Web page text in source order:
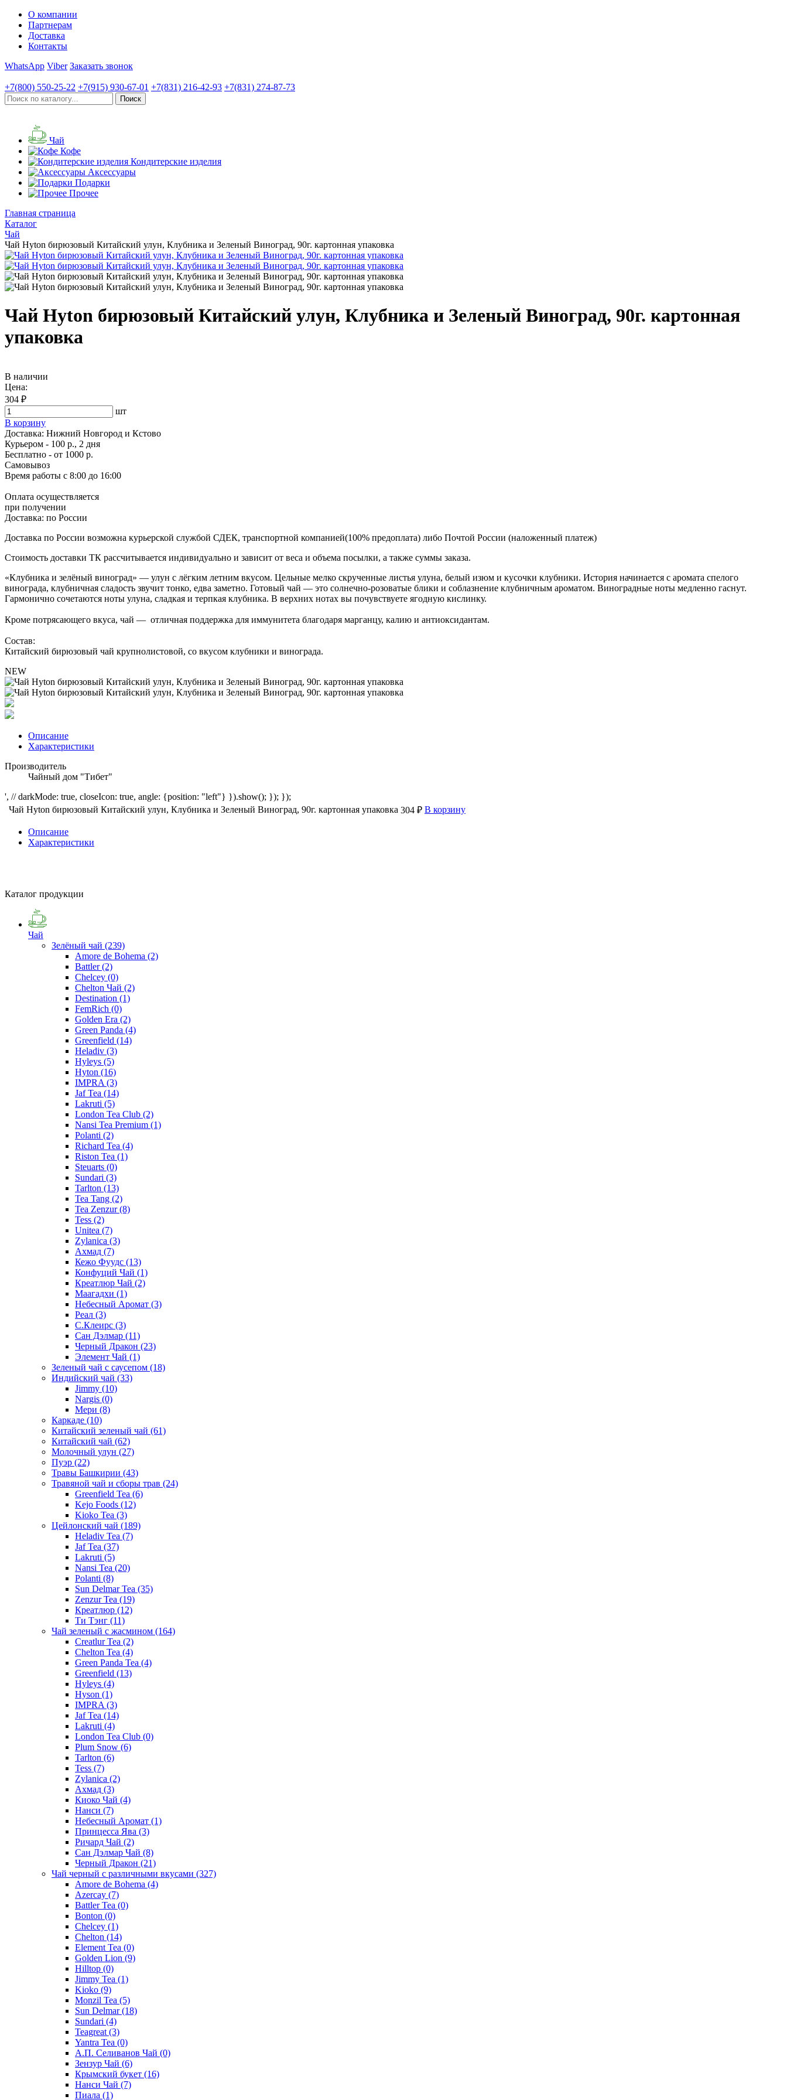
О компании
Партнерам
Доставка
Контакты
WhatsApp Viber Заказать звонок
+7(800) 550-25-22 +7(915) 930-67-01 +7(831) 216-42-93 +7(831) 274-87-73
Чай
Кофе
Кондитерские изделия
Аксессуары
Подарки
Прочее
Главная страница
Каталог
Чай
Чай Hyton бирюзовый Китайский улун, Клубника и Зеленый Виноград, 90г. картонная упаковка
Чай Hyton бирюзовый Китайский улун, Клубника и Зеленый Виноград, 90г. картонная
упаковка
В наличии
Цена:
304 ₽
шт
В корзину
Доставка: Нижний Новгород и Кстово
Курьером - 100 р., 2 дня
Бесплатно - от 1000 р.
Самовывоз
Время работы с 8:00 до 16:00
Оплата осуществляется
при получении
Доставка: по России
Доставка по России возможна курьерской службой СДЕК, транспортной компанией(100% предоплата) либо Почтой России (наложенный платеж)
Стоимость доставки ТК рассчитывается индивидуально и зависит от веса и объема посылки, а также суммы заказа.
«Клубника и зелёный виноград» — улун с лёгким летним вкусом. Цельные мелко скрученные листья улуна, белый изюм и кусочки клубники. История начинается с аромата спелого
винограда, клубничная сладость звучит тонко, едва заметно. Готовый чай — это солнечно-розоватые блики и соблазнение клубничным ароматом. Виноградные ноты медленно гаснут.
Гармонично сочетаются ноты улуна, сладкая и терпкая клубника. В верхних нотах вы почувствуете ягодную кислинку.
Кроме потрясающего вкуса, чай — отличная поддержка для иммунитета благодаря марганцу, калию и антиоксидантам.
Состав:
Китайский бирюзовый чай крупнолистовой, со вкусом клубники и винограда.
NEW
Описание
Характеристики
Производитель
Чайный дом "Тибет"
', // darkMode: true, closeIcon: true, angle: {position: "left"} }).show(); }); });
Чай Hyton бирюзовый Китайский улун, Клубника и Зеленый Виноград, 90г. картонная упаковка 304 ₽ В корзину
Описание
Характеристики
Каталог продукции
Чай
Зелёный чай (239)
Amore de Bohema (2)
Battler(2)
Chelcey (0)
Chelton Чай (2)
Destination (1)
FemRich (0)
Golden Era (2)
Green Panda (4)
Greenfield (14)
Heladiv (3)
Hyleys (5)
Hyton (16)
IMPRA (3)
Jaf Tea (14)
Lakruti (5)
London Tea Club (2)
Nansi Tea Premium (1)
Polanti (2)
Richard Tea (4)
Riston Tea (1)
Steuarts (0)
Sundari (3)
Tarlton (13)
Tea Tang (2)
Tea Zenzur(8)
Tess (2)
Unitea (7)
Zylanica (3)
Ахмад (7)
Кежо Фуудс (13)
Конфуций Чай (1)
Креатлюр Чай (2)
Маагадхи (1)
Небесный Аромат (3)
Реал (3)
С.Клеирс (3)
Сан Дэлмар (11)
Черный Дракон (23)
Элемент Чай (1)
Зеленый чай с саусепом (18)
Индийский чай (33)
Jimmy (10)
Nargis (0)
Мери (8)
Каркаде (10)
Китайский зеленый чай (61)
Китайский чай (62)
Молочный улун (27)
Пуэр (22)
Травы Башкирии (43)
Травяной чай и сборы трав (24)
Greenfield Tea (6)
Kejo Foods (12)
Kioko Tea (3)
Цейлонский чай (189)
Heladiv Tea (7)
Jaf Tea (37)
Lakruti (5)
Nansi Tea (20)
Polanti (8)
Sun Delmar Tea (35)
Zenzur Tea (19)
Креатлюр (12)
Ти Тэнг (11)
Чай зеленый с жасмином (164)
Creatlur Tea (2)
Chelton Tea (4)
Green Panda Tea (4)
Greenfield (13)
Hyleys (4)
Hyson (1)
IMPRA (3)
Jaf Tea (14)
Lakruti (4)
London Tea Club (0)
Plum Snow (6)
Tarlton (6)
Tess (7)
Zylanica (2)
Ахмад (3)
Киоко Чай (4)
Нанси (7)
Небесный Аромат (1)
Принцесса Ява (3)
Ричард Чай (2)
Сан Дэлмар Чай (8)
Черный Дракон (21)
Чай черный с различными вкусами (327)
Amore de Bohema (4)
Azercay (7)
Battler Tea (0)
Bonton (0)
Chelcey (1)
Chelton (14)
Element Tea (0)
Golden Lion (9)
Hilltop (0)
Jimmy Tea (1)
Kioko (9)
Monzil Tea (5)
Sun Delmar(18)
Sundari (4)
Teagreat (3)
Yantra Tea (0)
А.П. Селиванов Чай (0)
Зензур Чай (6)
Крымский букет (16)
Нанси Чай (7)
Пиала (1)